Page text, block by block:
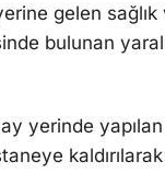
gelen
bulunan
yerinde yapılan